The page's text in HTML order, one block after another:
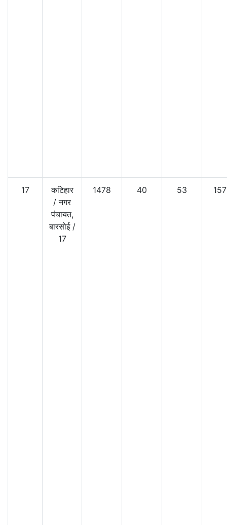
17
कटिहार
/नगर
पंचायत,
बारसोई /
17
1478 40 53